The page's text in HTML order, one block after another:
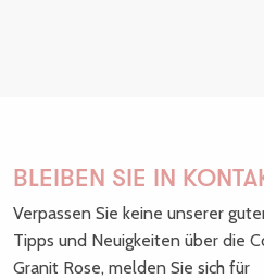
BLEIBEN SIE IN
Verpassen Sie keine unserer
Tipps und Neuigkeiten über die
Granit Rose, melden Sie sich für